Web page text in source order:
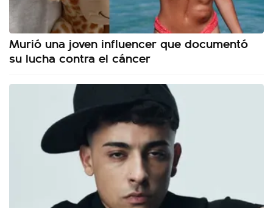
Murió una joven influencer que documentó
su lucha contra el cáncer